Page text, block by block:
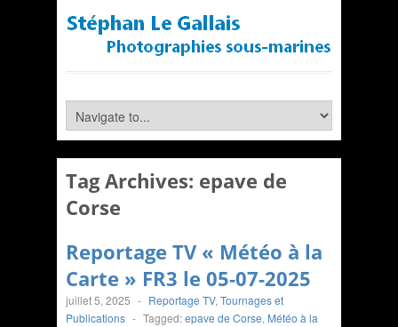
Tag Archives: epave de
Corse
Reportage TV « Météo à la
Carte » FR3 le 05-07-2025
juillet 5, 2025 - Reportage TV, Tournages et
Publications - Tagged:epave de Corse, Météo à la